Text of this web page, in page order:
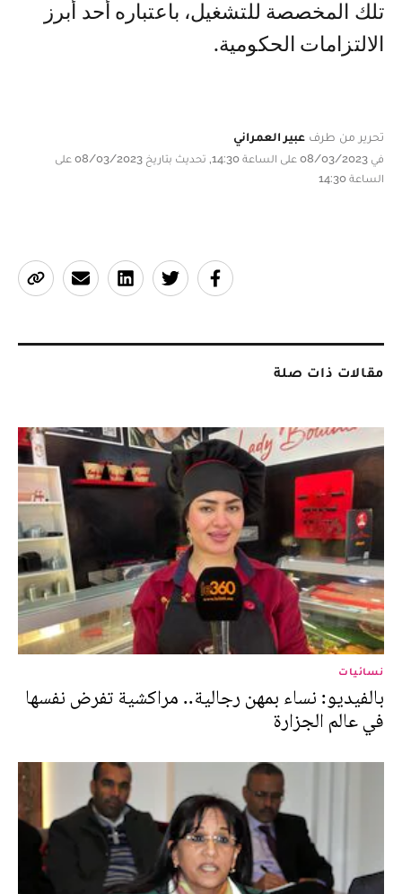
تلك المخصصة للتشغيل، باعتباره أحد أبرز
الالتزامات الحكومية.
تحرير من طرف عبير العمراني
في 08/03/2023 على الساعة 14:30, تحديث بتاريخ 08/03/2023 على
الساعة 14:30
مقالات ذات صلة
نسائيات
بالفيديو: نساء بمهن رجالية.. مراكشية تفرض نفسها
في عالم الجزارة